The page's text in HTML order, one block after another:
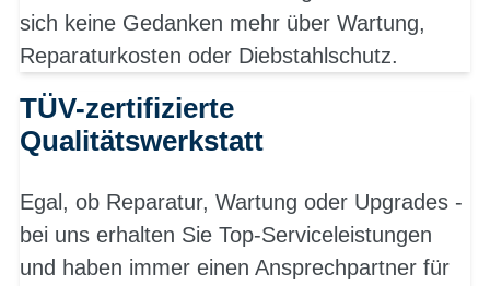
sich keine Gedanken mehr über Wartung,
Reparaturkosten oder Diebstahlschutz.
TÜV-zertifizierte
Qualitätswerkstatt
Egal, ob Reparatur, Wartung oder Upgrades -
bei uns erhalten Sie Top-Serviceleistungen
und haben immer einen Ansprechpartner für